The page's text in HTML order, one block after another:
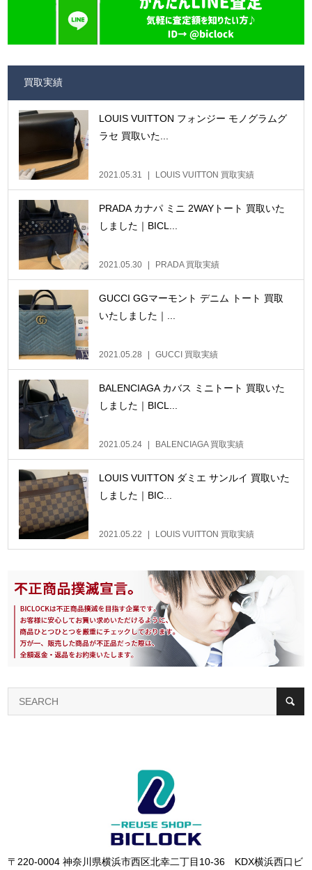
買取実績
LOUIS VUITTON フォンジー モノグラムグ
ラセ 買取いた...
2021.05.31 LOUIS VUITTON 買取実績
PRADA カナパ ミニ 2WAYトート 買取いた
しました｜BICL...
2021.05.30 PRADA 買取実績
GUCCI GGマーモント デニム トート 買取
いたしました｜...
2021.05.28 GUCCI 買取実績
BALENCIAGA カバス ミニトート 買取いた
しました｜BICL...
2021.05.24 BALENCIAGA 買取実績
LOUIS VUITTON ダミエ サンルイ 買取いた
しました｜BIC...
2021.05.22 LOUIS VUITTON 買取実績
〒220-0004 神奈川県横浜市西区北幸二丁目10-36 KDX横浜西口ビ